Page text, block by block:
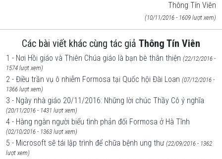
Thông Tín Viên
(10/11/2016 - 1609 lượt xem)
Các bài viết khác cùng tác giả Thông Tín Viên
1 - Nơi Hồi giáo và Thiên Chúa giáo là bạn bè thân thiện (22/12/2016 -
1574 lượt xem)
2 - Điều trần vụ ô nhiễm Formosa tại Quốc hội Đài Loan (07/12/2016 -
1366 lượt xem)
3 - Ngày nhà giáo 20/11/2016: Những lời chúc Thầy Cô ý nghĩa
(20/11/2016 - 1431 lượt xem)
4 - Hàng ngàn người biểu tình phản đối Formosa ở Hà Tĩnh
(02/10/2016 - 1363 lượt xem)
5 - Microsoft sẽ tái lập trình để chữa bệnh ung thư (22/09/2016 - 1362
lượt xem)